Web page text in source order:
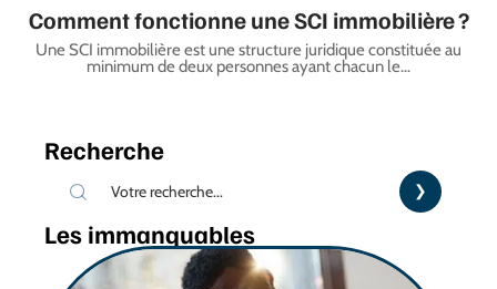
Comment fonctionne une SCI immobilière ?
Une SCI immobilière est une structure juridique constituée au
minimum de deux personnes ayant chacun le…
Recherche
Les immanquables